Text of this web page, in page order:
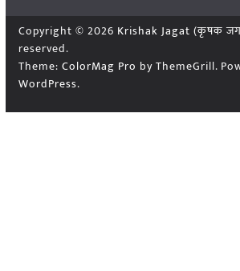
Copyright © 2026 Krishak Jagat (कृषक
reserved.
Theme: ColorMag Pro by ThemeGrill.
WordPress.